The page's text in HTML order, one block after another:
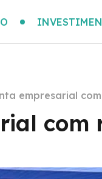
empresarial